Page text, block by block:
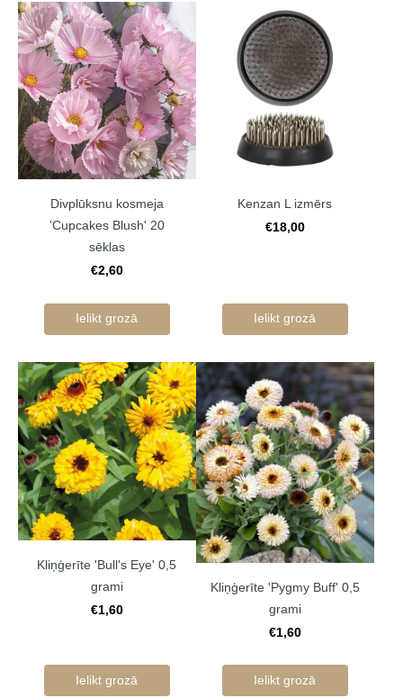
Divplūksnu kosmeja
'Cupcakes Blush' 20
sēklas
€2,60
Ielikt grozā
Kenzan L izmērs
€18,00
Ielikt grozā
Kliņģerīte 'Bull's Eye' 0,5
grami
€1,60
Ielikt grozā
Kliņģerīte 'Pygmy Buff' 0,5
grami
€1,60
Ielikt grozā